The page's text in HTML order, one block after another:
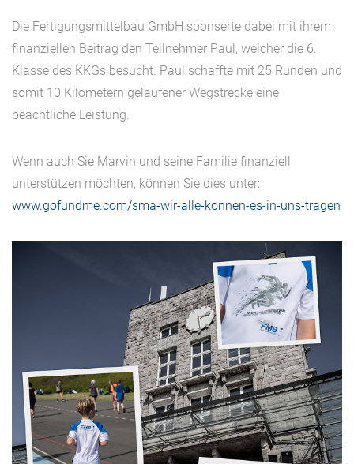
Die Fertigungsmittelbau GmbH sponserte dabei mit ihrem
finanziellen Beitrag den Teilnehmer Paul, welcher die 6.
Klasse des KKGs besucht. Paul schaffte mit 25 Runden und
somit 10 Kilometern gelaufener Wegstrecke eine
beachtliche Leistung.
Wenn auch Sie Marvin und seine Familie finanziell
unterstützen möchten, können Sie dies unter:
www.gofundme.com/sma-wir-alle-konnen-es-in-uns-tragen